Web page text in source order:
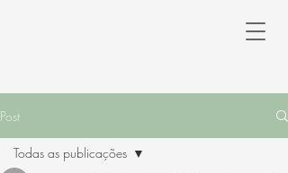
Post
Todas as publicações